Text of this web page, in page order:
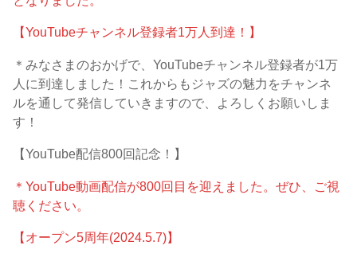
【YouTubeチャンネル登録者1万人到達！】
＊みなさまのおかげで、YouTubeチャンネル登録者が1万
人に到達しました！これからもジャズの魅力をチャンネ
ルを通して発信していきますので、よろしくお願いしま
す！
【YouTube配信800回記念！】
＊YouTube動画配信が800回目を迎えました。ぜひ、ご視
聴ください。
【オープン5周年(2024.5.7)】